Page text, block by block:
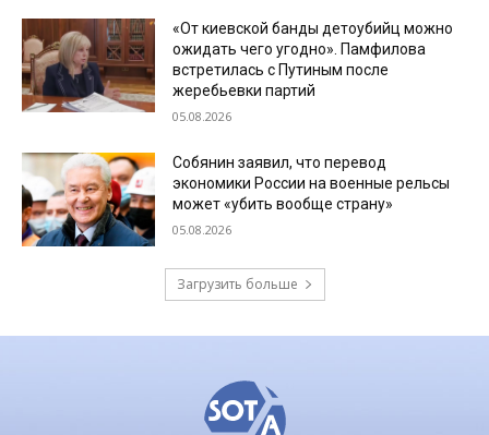
«От киевской банды детоубийц можно
ожидать чего угодно». Памфилова
встретилась с Путиным после
жеребьевки партий
05.08.2026
Собянин заявил, что перевод
экономики России на военные рельсы
может «убить вообще страну»
05.08.2026
Загрузить больше